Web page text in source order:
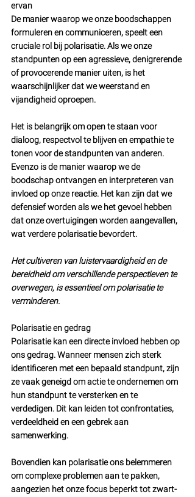
ervan
De manier waarop we onze boodschappen
formuleren en communiceren, speelt een
cruciale rol bij polarisatie. Als we onze
standpunten op een agressieve, denigrerende
of provocerende manier uiten, is het
waarschijnlijker dat we weerstand en
vijandigheid oproepen.
Het is belangrijk om open te staan voor
dialoog, respectvol te blijven en empathie te
tonen voor de standpunten van anderen.
Evenzo is de manier waarop we de
boodschap ontvangen en interpreteren van
invloed op onze reactie. Het kan zijn dat we
defensief worden als we het gevoel hebben
dat onze overtuigingen worden aangevallen,
wat verdere polarisatie bevordert.
Het cultiveren van luistervaardigheid en de
bereidheid om verschillende perspectieven te
overwegen, is essentieel om polarisatie te
verminderen.
Polarisatie en gedrag
Polarisatie kan een directe invloed hebben op
ons gedrag. Wanneer mensen zich sterk
identificeren met een bepaald standpunt, zijn
ze vaak geneigd om actie te ondernemen om
hun standpunt te versterken en te
verdedigen. Dit kan leiden tot confrontaties,
verdeeldheid en een gebrek aan
samenwerking.
Bovendien kan polarisatie ons belemmeren
om complexe problemen aan te pakken,
aangezien het onze focus beperkt tot zwart-